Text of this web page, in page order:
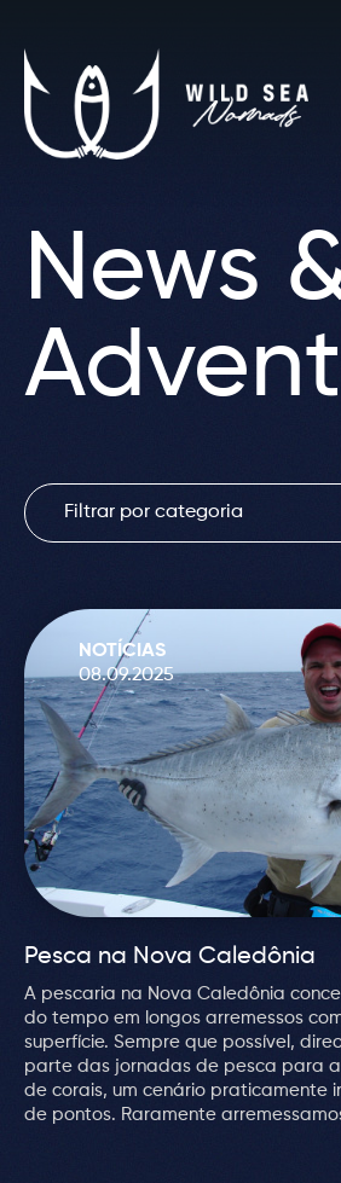
News
NOTÍCIAS
08.09.2025
Pesca na Nova Caledônia
A pescaria na Nova Caledônia
do tempo em longos arremessos
superfície. Sempre que possível,
parte das jornadas de pesca para
de corais, um cenário praticamente
de pontos. Raramente